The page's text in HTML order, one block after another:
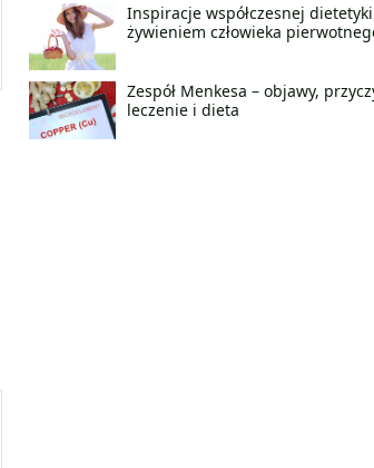
Inspiracje współczesnej dietetyki
żywieniem człowieka
Zespół Menkesa – objawy,
leczenie i dieta